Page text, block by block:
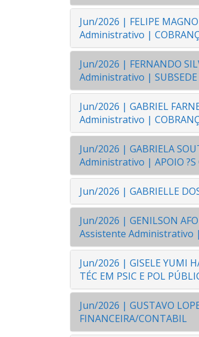
Jun/2026 | FELIPE
Administrativo |
Jun/2026 | FERNANDO
Administrativo |
Jun/2026 | GABRIEL
Administrativo |
Jun/2026 | GABRIELA
Administrativo | APOIO ?S
Jun/2026 | GABRIELLE
Jun/2026 | GENILSON
Assistente Administrativo |
Jun/2026 | GISELE YUMI
TÉC EM PSIC E POL
Jun/2026 | GUSTAVO
FINANCEIRA/CONTABIL